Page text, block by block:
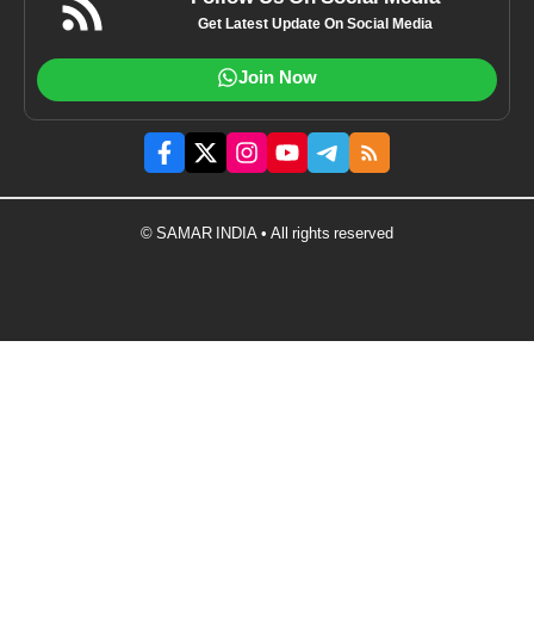
Get Latest Update On Social Media
Join Now
© SAMAR INDIA • All rights reserved